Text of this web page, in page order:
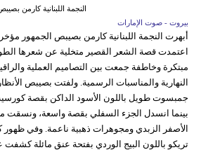
النجمة اللبنانية كارمن
بيروت - صوت الإمارات
أبهرت النجمة اللبنانية كارمن بصيبص الجمهور
اعتمدت قصة الشعر القصير متخلية عن شعرها
مبتكرة وخاطفة جمعت بين التصاميم العملية
النهارية والمناسبات الرسمية. ولفتت بصيبص
جمبسوت طويل باللون الأسود الداكن بقصة
بينما انسدل الجزء السفلي بقصة واسعة، ونسقت
الأصفر الزبدي ومجوهرات ذهبية ناعمة. وفي ظهور
تريكو باللون البيج الوردي بفتحة عنق مائلة